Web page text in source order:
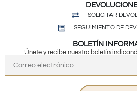
SOLICITAR
SEGUIMIENTO DE
BOLETÍN
Únete y recibe nuestro boletín